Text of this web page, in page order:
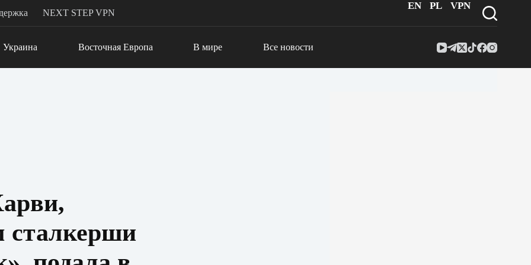
NEXT STEP VPN
EN PL VPN
Украина Восточная Европа В мире Все новости
сталкерши